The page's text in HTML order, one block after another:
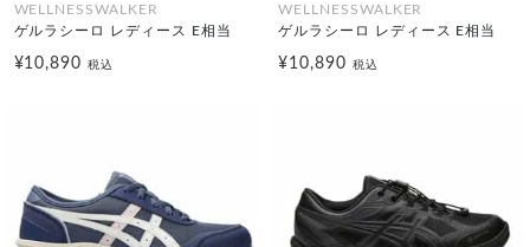
WELLNESSWALKER
ゲルラシーロ レディース E相当
¥10,890税込
WELLNESSWALKER
ゲルラシーロ レディース E相当
¥10,890 税込